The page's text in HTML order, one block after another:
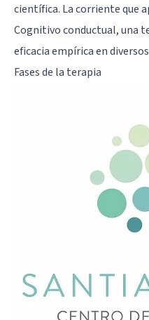
científica. La corriente que
Cognitivo conductual, una
eficacia empírica en
Fases de la terapia